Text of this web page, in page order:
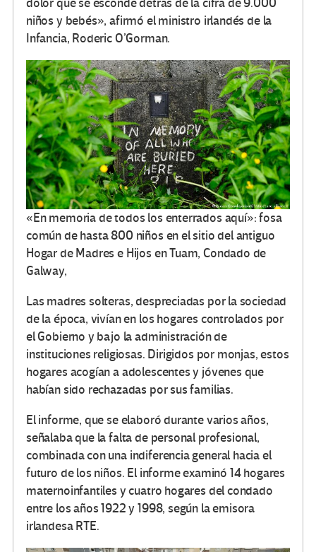
dolor que se esconde detrás de la cifra de 9.000
niños y bebés», afirmó el ministro irlandés de la
Infancia, Roderic O’Gorman.
«En memoria de todos los enterrados aquí»: fosa
común de hasta 800 niños en el sitio del antiguo
Hogar de Madres e Hijos en Tuam, Condado de
Galway,
Las madres solteras, despreciadas por la sociedad
de la época, vivían en los hogares controlados por
el Gobierno y bajo la administración de
instituciones religiosas. Dirigidos por monjas, estos
hogares acogían a adolescentes y jóvenes que
habían sido rechazadas por sus familias.
El informe, que se elaboró durante varios años,
señalaba que la falta de personal profesional,
combinada con una indiferencia general hacia el
futuro de los niños. El informe examinó 14 hogares
maternoinfantiles y cuatro hogares del condado
entre los años 1922 y 1998, según la emisora
irlandesa RTE.